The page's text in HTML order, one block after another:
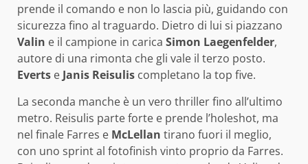
prende il comando e non lo lascia più, guidando con
sicurezza fino al traguardo. Dietro di lui si piazzano
Valin e il campione in carica Simon Laegenfelder,
autore di una rimonta che gli vale il terzo posto.
Everts e Janis Reisulis completano la top five.
La seconda manche è un vero thriller fino all’ultimo
metro. Reisulis parte forte e prende l’holeshot, ma
nel finale Farres e McLellan tirano fuori il meglio,
con uno sprint al fotofinish vinto proprio da Farres.